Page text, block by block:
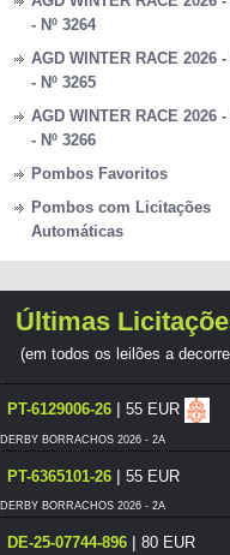
- Nº 3264
AGD WINTER RACE 2026 -
- Nº 3265
AGD WINTER RACE 2026 -
- Nº 3266
Pombos Favoritos
Pombos com Licitações
Automáticas
Últimas
(em todos os leilões a
PT-6129006-26 | 55 EUR
DERBY BORRACHOS 2026 - 2A
PT-6365101-26 | 55 EUR
DERBY BORRACHOS 2026 - 2A
DE-25-07744-896 | 80 EUR